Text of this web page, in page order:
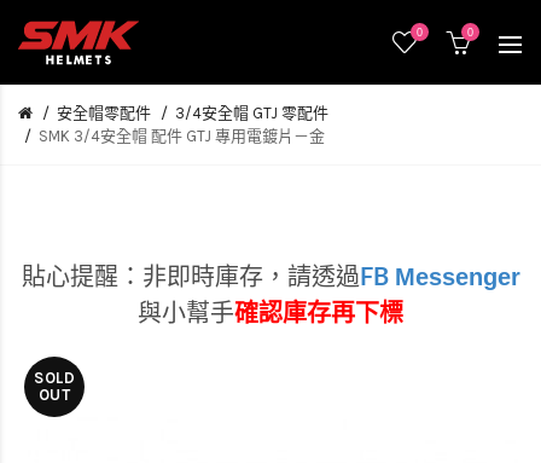
0 0
安全帽零配件
3/4安全帽 GTJ 零配件
SMK 3/4安全帽 配件 GTJ 專用電鍍片－金
貼心提醒：非即時庫存， 請透過 FB Messenger
與小幫手確認庫存再下標
SOLD
OUT